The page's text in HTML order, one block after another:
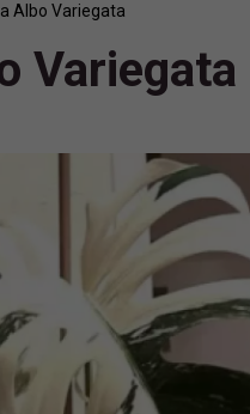
Albo Variegata
Variegata